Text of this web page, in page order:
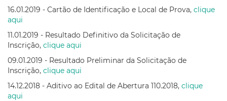
16.01.2019 - Cartão de Identificação e Local de Prova, clique
aqui
11.01.2019 - Resultado Definitivo da Solicitação de
Inscrição, clique aqui
09.01.2019 - Resultado Preliminar da Solicitação de
Inscrição, clique aqui
14.12.2018 - Aditivo ao Edital de Abertura 110.2018, clique
aqui